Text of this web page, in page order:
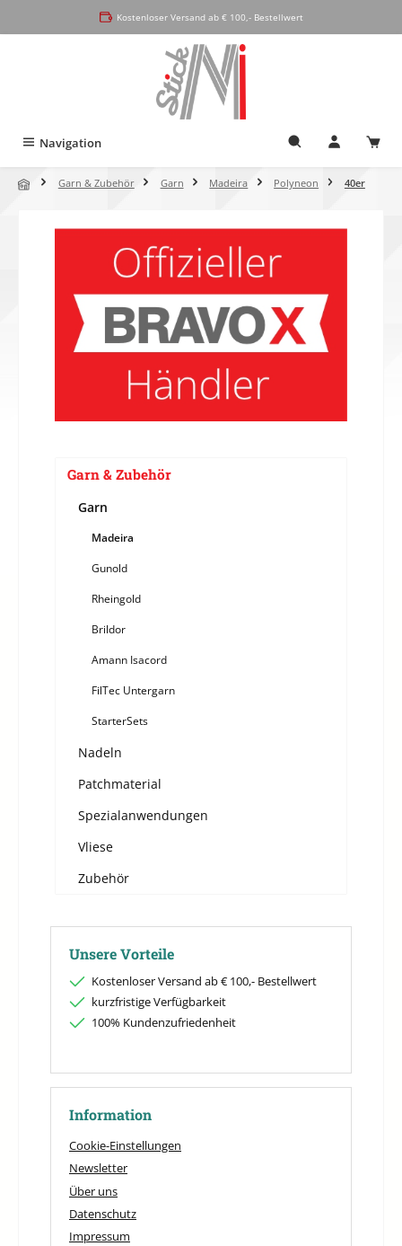
Kostenloser Versand ab € 100,- Bestellwert
Navigation
Garn & Zubehör Garn Madeira Polyneon 40er
Garn & Zubehör
Garn
Madeira
Gunold
Rheingold
Brildor
Amann Isacord
FilTec Untergarn
StarterSets
Nadeln
Patchmaterial
Spezialanwendungen
Vliese
Zubehör
Unsere Vorteile
Kostenloser Versand ab € 100,- Bestellwert
kurzfristige Verfügbarkeit
100% Kundenzufriedenheit
Information
Cookie-Einstellungen
Newsletter
Über uns
Datenschutz
Impressum